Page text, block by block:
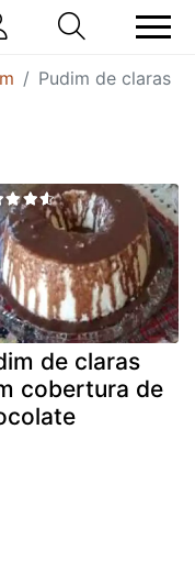
Pudim de claras
de claras
cobertura de